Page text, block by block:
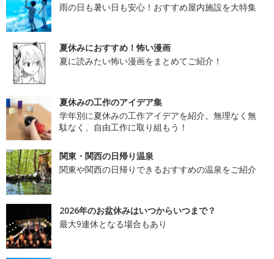
雨の日も暑い日も安心！おすすめ屋内施設を大特集
夏休みにおすすめ！怖い漫画
夏に読みたい怖い漫画をまとめてご紹介！
夏休みの工作のアイデア集
学年別に夏休みの工作アイデアを紹介。無理なく無
駄なく、自由工作に取り組もう！
関東・関西の日帰り温泉
関東や関西の日帰りできるおすすめの温泉をご紹介
2026年のお盆休みはいつからいつまで？
最大9連休となる場合もあり